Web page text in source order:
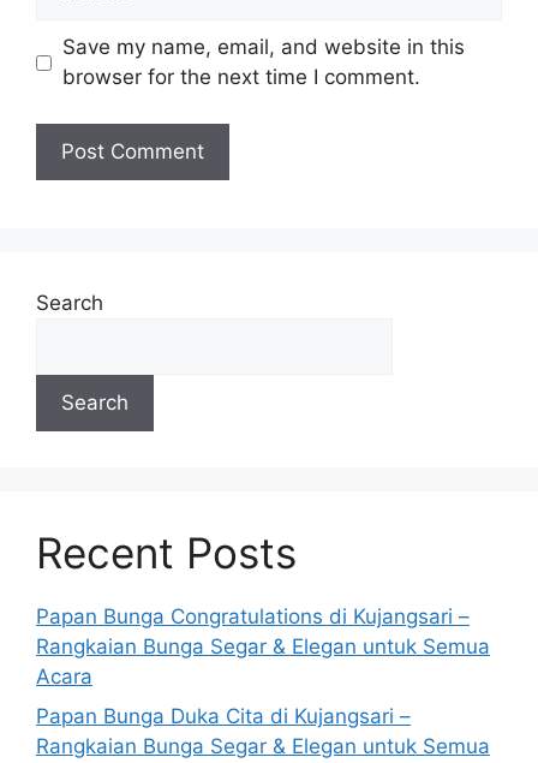
Save my name, email, and website in this
browser for the next time I comment.
Search
Search
Recent Posts
Papan Bunga Congratulations di Kujangsari –
Rangkaian Bunga Segar & Elegan untuk Semua
Acara
Papan Bunga Duka Cita di Kujangsari –
Rangkaian Bunga Segar & Elegan untuk Semua